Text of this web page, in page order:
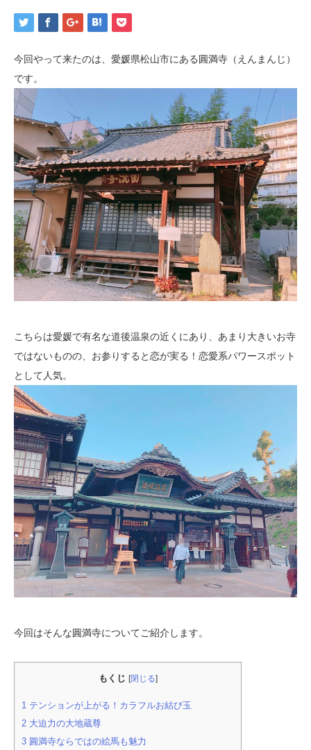
今回やって来たのは、愛媛県松山市にある圓満寺（えんまんじ）
です。
こちらは愛媛で有名な道後温泉の近くにあり、あまり大きいお寺
ではないものの、お参りすると恋が実る！恋愛系パワースポット
として人気。
今回はそんな圓満寺についてご紹介します。
もくじ [閉じる]
1 テンションが上がる！カラフルお結び玉
2 大迫力の大地蔵尊
3 圓満寺ならではの絵馬も魅力